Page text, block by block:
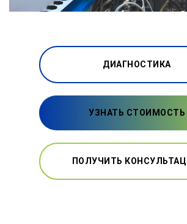
ДИАГНОСТИКА
УЗНАТЬ СТОИМОСТЬ
ПОЛУЧИТЬ